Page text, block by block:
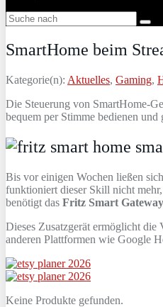
SmartHome beim
Kategorie(n): Aktuelles, Gaming,
Die Steuerung von SmartHome-
bequem per Stimme bedienen
Bis vor einigen Wochen ließen
funktioniert dieser Skill nicht
benötigt das Fritz Smart Gateway
Dieses Zusatzgerät ermöglicht die
anderen Plattformen wie Google
Keine Produkte gefunden.